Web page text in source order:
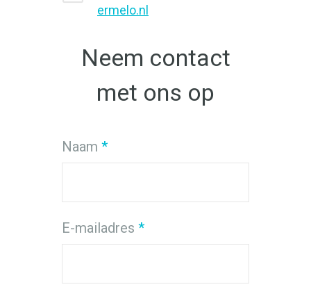
ermelo.nl
Neem contact
met ons op
Naam *
E-mailadres *